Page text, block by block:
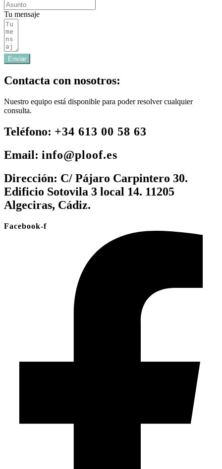
Tu mensaje
Enviar
Contacta con nosotros:
Nuestro equipo está disponible para poder resolver cualquier
consulta.
Teléfono: +34 613 00 58 63
Email: info@ploof.es
Dirección: C/ Pájaro Carpintero 30.
Edificio Sotovila 3 local 14. 11205
Algeciras, Cádiz.
Facebook-f